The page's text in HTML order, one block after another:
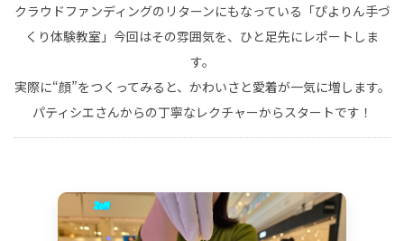
クラウドファンディングのリターンにもなっている「ぴよりん手づ
くり体験教室」今回はその雰囲気を、ひと足先にレポートしま
す。
実際に“顔”をつくってみると、かわいさと愛着が一気に増します。
パティシエさんからの丁寧なレクチャーからスタートです！